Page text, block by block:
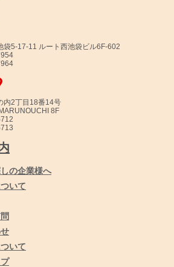
袋5-17-11 ルート西池袋ビル6F-602
内2丁目18番14号
8F
の企業様へ
いて
いて